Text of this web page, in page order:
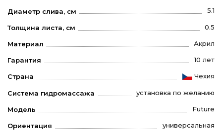
Диаметр слива, см 5.1
Толщина листа, см 0.5
Материал Акрил
Гарантия 10 лет
Страна Чехия
Система гидромассажа установка по желанию
Модель Future
Ориентация универсальная